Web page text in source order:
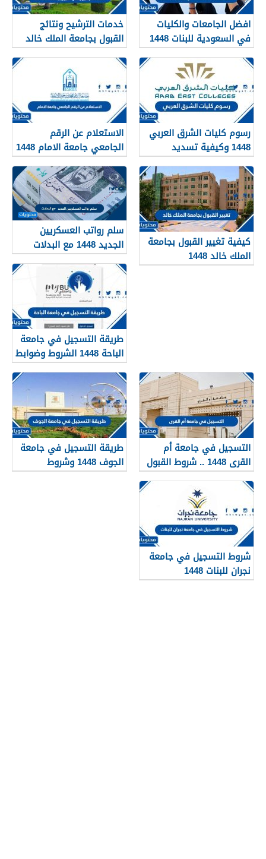
افضل الجامعات والكليات
في السعودية للبنات 1448
خدمات الترشيح ونتائج
القبول بجامعة الملك خالد
1448
رسوم كليات الشرق العربي
1448 وكيفية تسديد
الرسوم
الاستعلام عن الرقم
الجامعي جامعة الامام 1448
كيفية تغيير القبول بجامعة
الملك خالد 1448
سلم رواتب العسكريين
الجديد 1448 مع البدلات
طريقة التسجيل في جامعة
الباحة 1448 الشروط وضوابط
التسجيل
التسجيل في جامعة أم
القرى 1448 .. شروط القبول
في جامعة ام القرى 2026
طريقة التسجيل في جامعة
الجوف 1448 وشروط
التسجيل
شروط التسجيل في جامعة
نجران للبنات 1448